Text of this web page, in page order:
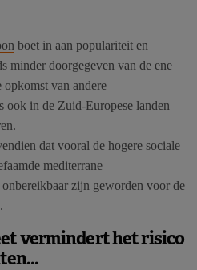
boet in aan populariteit en
minder doorgegeven van de ene
opkomst van andere
ook in de Zuid-Europese landen
dat vooral de hogere sociale
mediterrane
zijn geworden voor de
vermindert het risico